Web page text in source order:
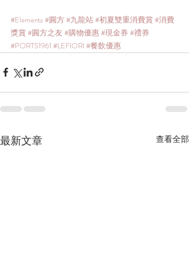
#Elements#圓方#九龍站#初夏雙重消費賞#消費
獎賞#圓方之友#購物優惠#現金券 #禮券
#PORTS1961 #LEFIORI #餐飲優惠
最新文章 查看全部